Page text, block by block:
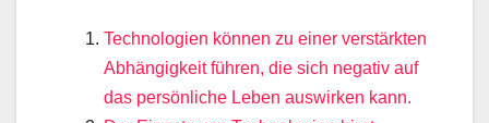
Technologien können zu einer verstärkten
Abhängigkeit führen, die sich negativ auf
das persönliche Leben auswirken kann.